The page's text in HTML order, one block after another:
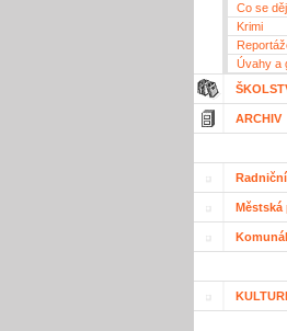
Co se
Krimi
Úvahy a
ARCHIV
Městská